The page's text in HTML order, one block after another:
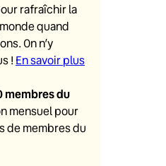
rafraîchir la
quand
On n’y
! En savoir plus
membres du
mensuel pour
de membres du